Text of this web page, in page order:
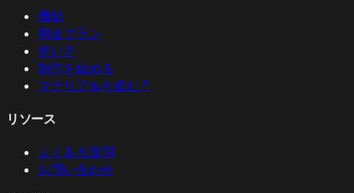
機能
料金プラン
使い方
制作を始める
マテリアルを盗む ↗
リソース
よくある質問
お問い合わせ